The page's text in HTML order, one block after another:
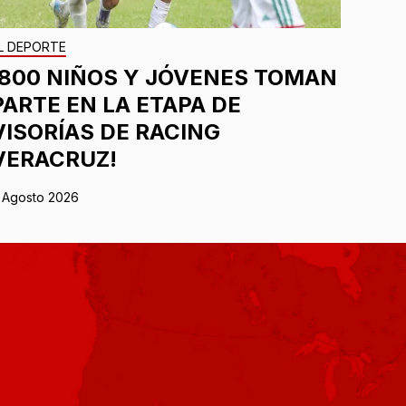
DEPORTE
NIÑOS Y JÓVENES TOMAN
EN LA ETAPA DE
DE RACING
2026